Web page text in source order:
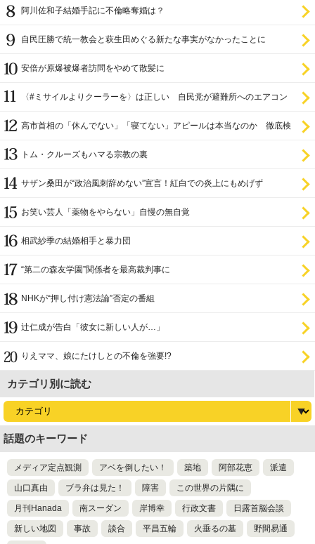
阿川佐和子結婚手記に不倫略奪婚は？
自民圧勝で統一教会と萩生田めぐる新たな事実がなかったことに
安倍が原爆被爆者訪問をやめて散髪に
〈#ミサイルよりクーラーを〉は正しい 自民党が避難所へのエアコン
高市首相の「休んでない」「寝てない」アピールは本当なのか 徹底検
トム・クルーズもハマる宗教の裏
サザン桑田が“政治風刺辞めない”宣言！紅白での炎上にもめげず
お笑い芸人「薬物をやらない」自慢の無自覚
相武紗季の結婚相手と暴力団
“第二の森友学園”関係者を最高裁判事に
NHKが“押し付け憲法論”否定の番組
辻仁成が告白「彼女に新しい人が…」
りえママ、娘にたけしとの不倫を強要!?
カテゴリ別に読む
話題のキーワード
メディア定点観測 アベを倒したい！ 築地 阿部花恵 派遣
山口真由 ブラ弁は見た！ 障害 この世界の片隅に
月刊Hanada 南スーダン 岸博幸 行政文書 日露首脳会談
新しい地図 事故 談合 平昌五輪 火垂るの墓 野間易通